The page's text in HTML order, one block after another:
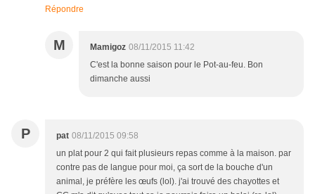
Répondre
M Mamigoz 08/11/2015 11:42
C'est la bonne saison pour le Pot-au-feu. Bon
dimanche aussi
P pat 08/11/2015 09:58
un plat pour 2 qui fait plusieurs repas comme à la maison. par
contre pas de langue pour moi, ça sort de la bouche d'un
animal, je préfère les œufs (lol). j'ai trouvé des chayottes et